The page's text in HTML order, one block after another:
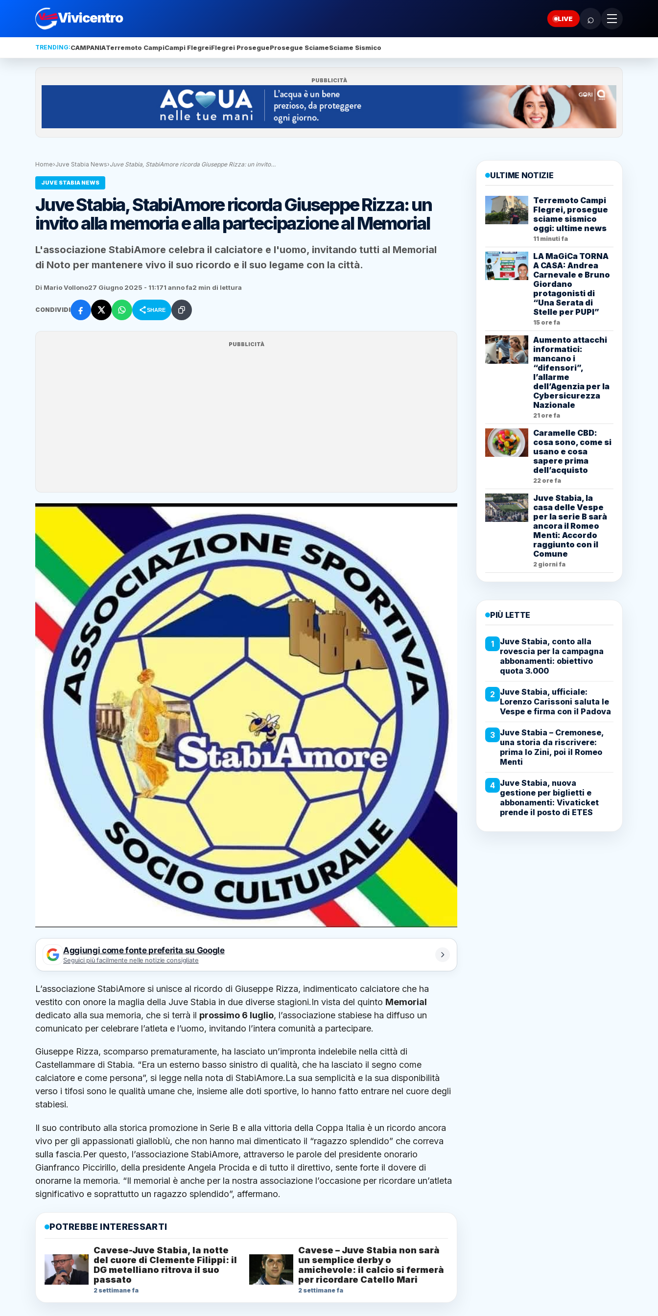
Vivicentro LIVE ⌕
TRENDING:CAMPANIATerremoto CampiCampi FlegreiFlegrei ProsegueProsegue SciameSciame Sismico
PUBBLICITÀ
Home›Juve Stabia News›Juve Stabia, StabiAmore ricorda Giuseppe Rizza: un invito…
JUVE STABIA NEWS
Juve Stabia, StabiAmore ricorda Giuseppe Rizza: un
invito alla memoria e alla partecipazione al Memorial
L'associazione StabiAmore celebra il calciatore e l'uomo, invitando tutti al Memorial
di Noto per mantenere vivo il suo ricordo e il suo legame con la città.
Di Mario Vollono27 Giugno 2025 - 11:171 anno fa2 min di lettura
CONDIVIDI SHARE
PUBBLICITÀ
Aggiungi come fonte preferita su Google
Seguici più facilmente nelle notizie consigliate
L’associazione StabiAmore si unisce al ricordo di Giuseppe Rizza, indimenticato calciatore che ha
vestito con onore la maglia della Juve Stabia in due diverse stagioni.In vista del quinto Memorial
dedicato alla sua memoria, che si terrà il prossimo 6 luglio, l’associazione stabiese ha diffuso un
comunicato per celebrare l’atleta e l’uomo, invitando l’intera comunità a partecipare.
Giuseppe Rizza, scomparso prematuramente, ha lasciato un’impronta indelebile nella città di
Castellammare di Stabia. “Era un esterno basso sinistro di qualità, che ha lasciato il segno come
calciatore e come persona”, si legge nella nota di StabiAmore.La sua semplicità e la sua disponibilità
verso i tifosi sono le qualità umane che, insieme alle doti sportive, lo hanno fatto entrare nel cuore degli
stabiesi.
Il suo contributo alla storica promozione in Serie B e alla vittoria della Coppa Italia è un ricordo ancora
vivo per gli appassionati gialloblù, che non hanno mai dimenticato il “ragazzo splendido” che correva
sulla fascia.Per questo, l’associazione StabiAmore, attraverso le parole del presidente onorario
Gianfranco Piccirillo, della presidente Angela Procida e di tutto il direttivo, sente forte il dovere di
onorarne la memoria. “Il memorial è anche per la nostra associazione l’occasione per ricordare un’atleta
significativo e soprattutto un ragazzo splendido”, affermano.
POTREBBE INTERESSARTI
Cavese-Juve Stabia, la notte
del cuore di Clemente Filippi: il
DG metelliano ritrova il suo
passato
2 settimane fa
Cavese – Juve Stabia non sarà
un semplice derby o
amichevole: il calcio si fermerà
per ricordare Catello Mari
2 settimane fa
ULTIME NOTIZIE
Terremoto Campi
Flegrei, prosegue
sciame sismico
oggi: ultime news
11 minuti fa
LA MaGiCa TORNA
A CASA: Andrea
Carnevale e Bruno
Giordano
protagonisti di
“Una Serata di
Stelle per PUPI”
15 ore fa
Aumento attacchi
informatici:
mancano i
“difensori”,
l’allarme
dell’Agenzia per la
Cybersicurezza
Nazionale
21 ore fa
Caramelle CBD:
cosa sono, come si
usano e cosa
sapere prima
dell’acquisto
22 ore fa
Juve Stabia, la
casa delle Vespe
per la serie B sarà
ancora il Romeo
Menti: Accordo
raggiunto con il
Comune
2 giorni fa
PIÙ LETTE
1
Juve Stabia, conto alla
rovescia per la campagna
abbonamenti: obiettivo
quota 3.000
2 Juve Stabia, ufficiale:
Lorenzo Carissoni saluta le
Vespe e firma con il Padova
3 Juve Stabia – Cremonese,
una storia da riscrivere:
prima lo Zini, poi il Romeo
Menti
4 Juve Stabia, nuova
gestione per biglietti e
abbonamenti: Vivaticket
prende il posto di ETES